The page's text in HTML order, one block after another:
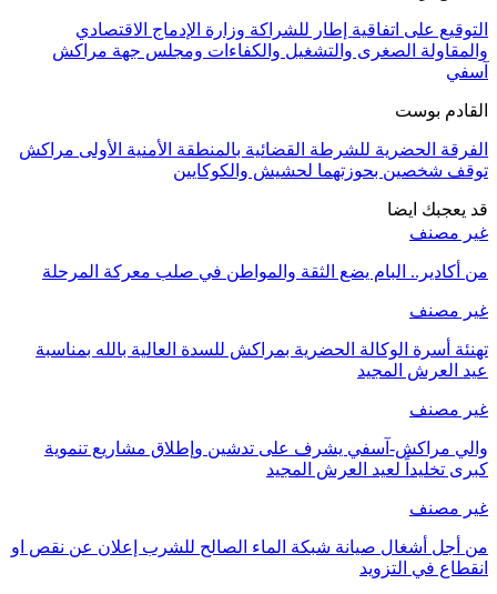
التوقيع على اتفاقية إطار للشراكة وزارة الإدماج الاقتصادي
والمقاولة الصغرى والتشغيل والكفاءات ومجلس جهة مراكش
آسفي
القادم بوست
الفرقة الحضرية للشرطة القضائية بالمنطقة الأمنية الأولى مراكش
توقف شخصين بحوزتهما لحشيش والكوكايين
قد يعجبك ايضا
غير مصنف
من أكادير.. البام يضع الثقة والمواطن في صلب معركة المرحلة
غير مصنف
تهنئة أسرة الوكالة الحضرية بمراكش للسدة العالية بالله بمناسبة
عيد العرش المجيد
غير مصنف
والي مراكش-آسفي يشرف على تدشين وإطلاق مشاريع تنموية
كبرى تخليداً لعيد العرش المجيد
غير مصنف
من أجل أشغال صيانة شبكة الماء الصالح للشرب إعلان عن نقص او
انقطاع في التزويد